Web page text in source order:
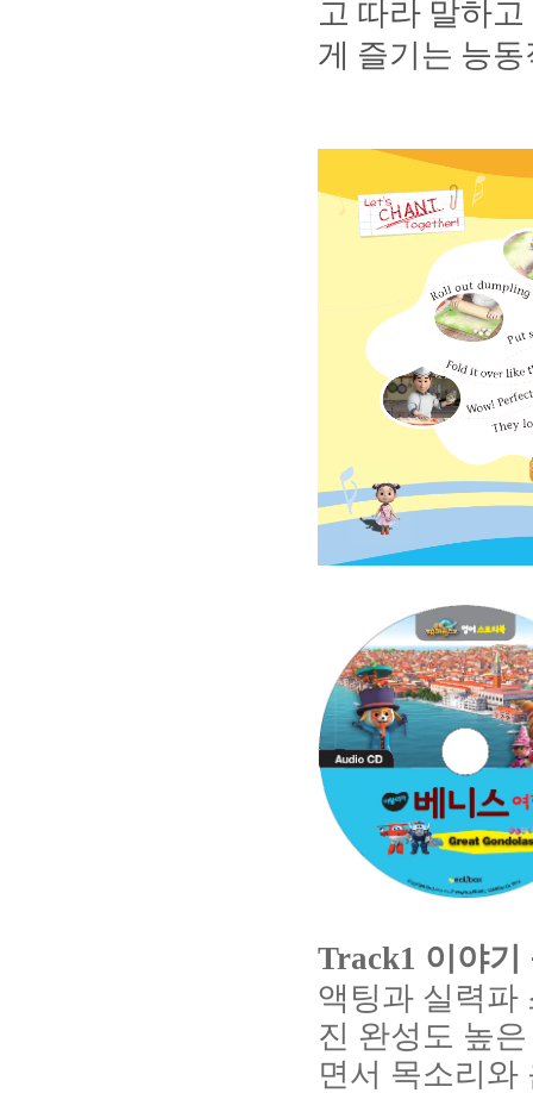
고 따라 말하고
게 즐기는 능
Track1 이야기
액팅과 실력파
진 완성도 높은
면서 목소리와